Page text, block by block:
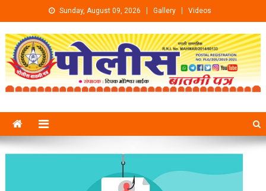
Skip to content Sunday, August 09, 2026 Gallery Videos